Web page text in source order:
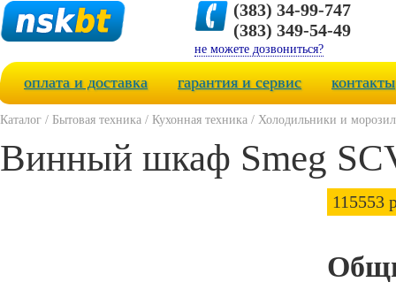
(383) 34-99-747
(383) 349-54-49
не можете дозвониться?
оплата и доставка гарантия и сервис контакты
Каталог / Бытовая техника / Кухонная техника / Холодильники и
Винный шкаф Smeg
115553